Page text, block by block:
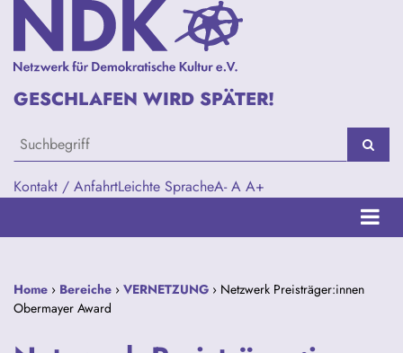
Kontakt / AnfahrtLeichte SpracheA- A A+
GESCHLAFEN WIRD SPÄTER!
Home › Bereiche › VERNETZUNG › Netzwerk Preisträger:innen
Obermayer Award